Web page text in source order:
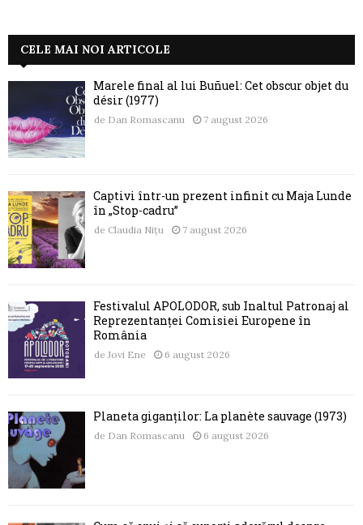
CELE MAI NOI ARTICOLE
Marele final al lui Buñuel: Cet obscur objet du
désir (1977)
de Dan Romascanu 7 august 2026
Captivi într-un prezent infinit cu Maja Lunde
în „Stop-cadru”
de Claudia Nițu 7 august 2026
Festivalul APOLODOR, sub Înaltul Patronaj al
Reprezentanței Comisiei Europene în
România
de Jovi Ene 6 august 2026
Planeta giganților: La planète sauvage (1973)
de Dan Romascanu 6 august 2026